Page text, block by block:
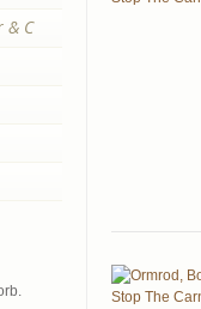
& C